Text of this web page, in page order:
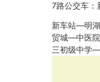
7路公交车
新车站—明
贸城—中医
三初级中学